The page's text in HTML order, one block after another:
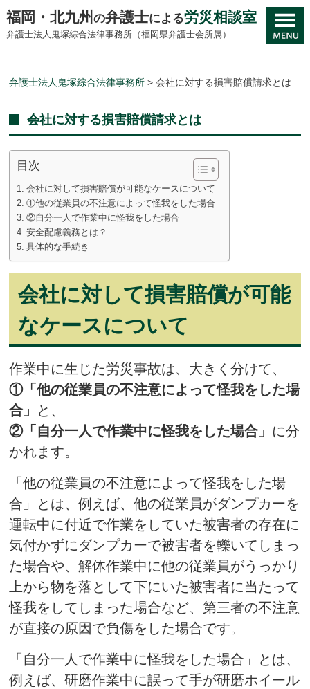
福岡・北九州 の弁護士による労災相談室
弁護士法人鬼塚綜合法律事務所（福岡県弁護士会所属）
弁護士法人鬼塚綜合法律事務所 >会社に対する損害賠償請求とは
会社に対する損害賠償請求とは
目次
会社に対して損害賠償が可能なケースについて
①他の従業員の不注意によって怪我をした場合
②自分一人で作業中に怪我をした場合
安全配慮義務とは？
具体的な手続き
会社に対して損害賠償が可能
なケースについて
作業中に生じた労災事故は、大きく分けて、
①「他の従業員の不注意によって怪我をした場
合」
と、
②「自分一人で作業中に怪我をした場合」 に分
かれます。
「他の従業員の不注意によって怪我をした場
合」とは、例えば、他の従業員がダンプカーを
運転中に付近で作業をしていた被害者の存在に
気付かずにダンプカーで被害者を轢いてしまっ
た場合や、解体作業中に他の従業員がうっかり
上から物を落として下にいた被害者に当たって
怪我をしてしまった場合など、第三者の不注意
が直接の原因で負傷をした場合です。
「自分一人で作業中に怪我をした場合」とは、
例えば、研磨作業中に誤って手が研磨ホイール